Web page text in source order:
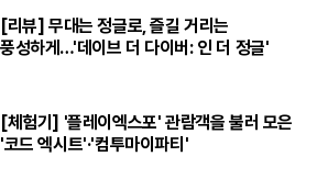
[리뷰] 무대는 정글로, 즐길 거리는
풍성하게…'데이브 더 다이버: 인 더 정글'
[체험기] '플레이엑스포' 관람객을 불러 모은
'코드 엑시트'·'컴투마이파티'